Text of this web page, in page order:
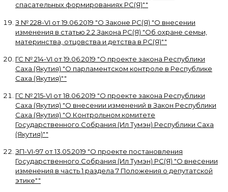
спасательных формированиях РС(Я)""
З № 228-VI от19.06.2019 "О Законе РС(Я) "О внесении
изменения в статью 2.2 Закона РС(Я) "Об охране семьи,
материнства, отцовства и детства в РС(Я)""
ГС № 214-VI от19.06.2019 "О проекте закона Республики
Саха (Якутия) "О парламентском контроле в Республике
Саха (Якутия)""
ГС № 215-VI от18.06.2019 "О проекте закона Республики
Саха (Якутия) "О внесении изменений в Закон Республики
Саха (Якутия) "О Контрольном комитете
Государственного Собрания (Ил Тумэн) Республики Саха
(Якутия)""
ЗП-VI-97 от13.05.2019 "О проекте постановления
Государственного Собрания (Ил Тумэн) РС(Я) "О внесении
изменения в часть 1 раздела 7 Положения о депутатской
этике""